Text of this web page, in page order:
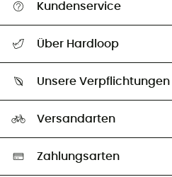
Kundenservice
Größentabelle
Vertrag widerrufen
Über Hardloop
Unsere Botschafter
Unsere Verpflichtungen
Auswahl an nachhaltigen Produkten
Versandarten
Zahlungsarten